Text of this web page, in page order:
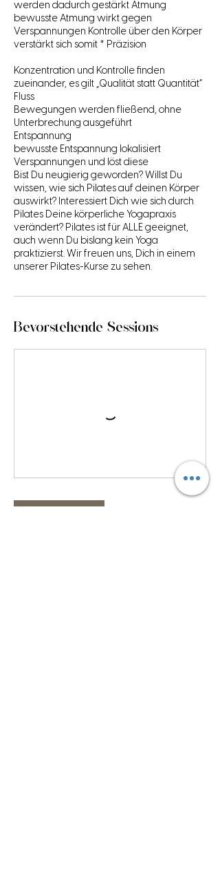
werden dadurch gestärkt Atmung
bewusste Atmung wirkt gegen
Verspannungen Kontrolle über den Körper
verstärkt sich somit * Präzision
Konzentration und Kontrolle finden
zueinander, es gilt „Qualität statt Quantität“
Fluss
Bewegungen werden fließend, ohne
Unterbrechung ausgeführt
Entspannung
bewusste Entspannung lokalisiert
Verspannungen und löst diese
Bist Du neugierig geworden? Willst Du
wissen, wie sich Pilates auf deinen Körper
auswirkt? Interessiert Dich wie sich durch
Pilates Deine körperliche Yogapraxis
verändert? Pilates ist für ALLE geeignet,
auch wenn Du bislang kein Yoga
praktizierst. Wir freuen uns, Dich in einem
unserer Pilates-Kurse zu sehen.
Bevorstehende Sessions